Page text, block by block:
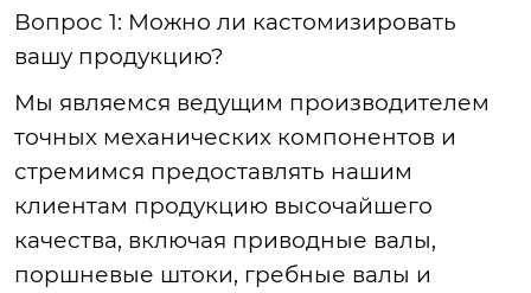
Вопрос 1: Можно ли кастомизировать
вашу продукцию?
Мы являемся ведущим производителем
точных механических компонентов и
стремимся предоставлять нашим
клиентам продукцию высочайшего
качества, включая приводные валы,
поршневые штоки, гребные валы и